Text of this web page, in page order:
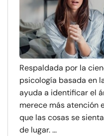
Respaldada por la
psicología basada en
ayuda a identificar el
merece más atención
que las cosas se
de lugar. ...